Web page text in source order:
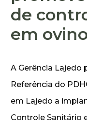
de
em
A Gerência Lajedo
Referência do
em Lajedo a
Controle Sanitário